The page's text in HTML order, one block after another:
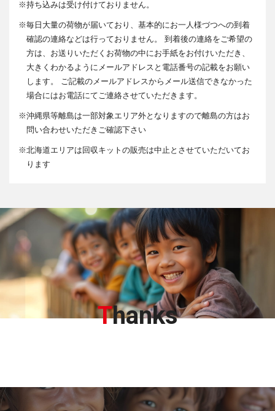
※持ち込みは受け付けておりません。
※毎日大量の荷物が届いており、基本的にお一人様づつへの到着
確認の連絡などは行っておりません。 到着後の連絡をご希望の
方は、お送りいただくお荷物の中にお手紙をお付けいただき、
大きくわかるようにメールアドレスと電話番号の記載をお願い
します。 ご記載のメールアドレスからメール送信できなかった
場合にはお電話にてご連絡させていただきます。
※沖縄県等離島は一部対象エリア外となりますので離島の方はお
問い合わせいただきご確認下さい
※北海道エリアは回収キットの販売は中止とさせていただいてお
ります
Thanks